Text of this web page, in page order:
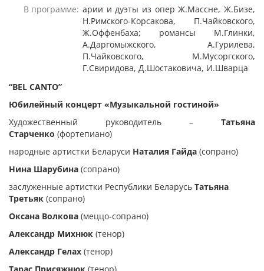
В программе: арии и дуэты из опер Ж.Массне, Ж.Бизе,
Н.Римского-Корсакова, П.Чайковского,
Ж.Оффенбаха; романсы М.Глинки,
А.Даргомыжского, А.Гурилева,
П.Чайковского, М.Мусоргского,
Г.Свиридова, Д.Шостаковича, И.Шварца
“BEL CANTO”
Юбилейный концерт «Музыкальной гостиной»
Художественный руководитель – Татьяна
Старченко (фортепиано)
народные артистки Беларуси Наталия Гайда (сопрано)
Нина Шарубина (сопрано)
заслуженные артистки Республики Беларусь Татьяна
Третьяк (сопрано)
Оксана Волкова (меццо-сопрано)
Александр Михнюк (тенор)
Александр Гелах (тенор)